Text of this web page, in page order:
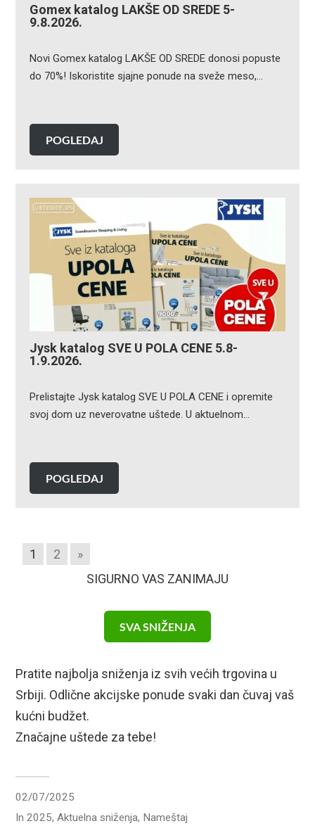
Gomex katalog LAKŠE OD SREDE 5-
9.8.2026.
Novi Gomex katalog LAKŠE OD SREDE donosi popuste
do 70%! Iskoristite sjajne ponude na sveže meso,…
POGLEDAJ
Jysk katalog SVE U POLA CENE 5.8-
1.9.2026.
Prelistajte Jysk katalog SVE U POLA CENE i opremite
svoj dom uz neverovatne uštede. U aktuelnom…
POGLEDAJ
1 2
»
SIGURNO VAS ZANIMAJU
SVA SNIŽENJA
Pratite najbolja sniženja iz svih većih trgovina u
Srbiji. Odlične akcijske ponude svaki dan čuvaj vaš
kućni budžet.
Značajne uštede za tebe!
02/07/2025
In2025,Aktuelna sniženja, Nameštaj